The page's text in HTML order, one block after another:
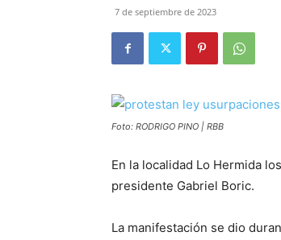
7 de septiembre de 2023
Foto: RODRIGO PINO | RBB
En la localidad Lo Hermida
presidente Gabriel Boric.
La manifestación se dio